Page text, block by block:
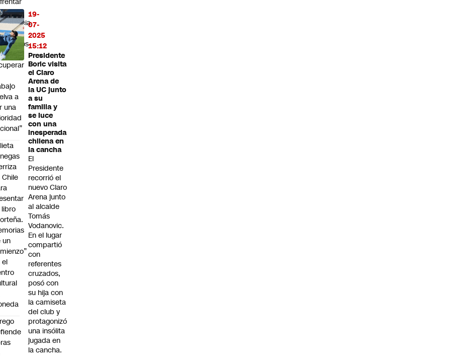
19-
07-
2025
15:12
Presidente
Boric visita
el Claro
Arena de
la UC junto
a su
familia y
se luce
con una
inesperada
chilena en
la cancha
El
Presidente
recorrió el
nuevo Claro
Arena junto
al alcalde
Tomás
Vodanovic.
En el lugar
compartió
con
referentes
cruzados,
posó con
su hija con
la camiseta
del club y
protagonizó
una insólita
jugada en
la cancha.
a
una
Chile
libro
un
el